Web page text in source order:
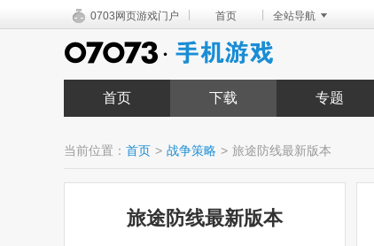
0703网页游戏门户 首页 全站导航
首页 下载 专题
当前位置： 首页 > 战争策略 > 旅途防线最新版本
旅途防线最新版本